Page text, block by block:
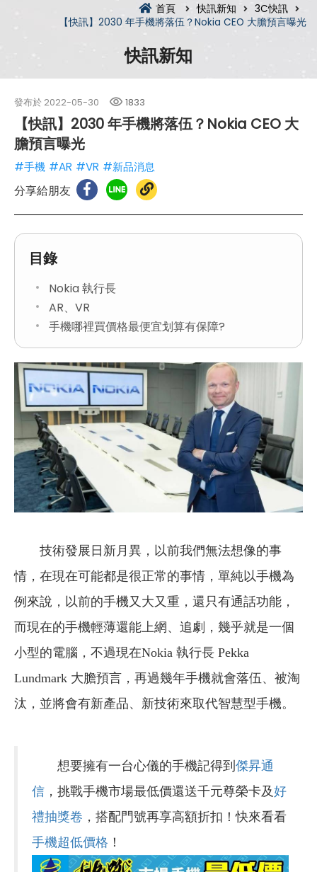
首頁 快訊新知
3C快訊
【快訊】2030 年手機將落伍？Nokia CEO 大膽預言曝光
快訊新知
發布於 2022-05-30 1833
【快訊】2030 年手機將落伍？Nokia CEO 大
膽預言曝光
#手機 #AR #VR #新品消息
分享給朋友
目錄
Nokia 執行長
AR、VR
手機哪裡買價格最便宜划算有保障?
技術發展日新月異，以前我們無法想像的事
情，在現在可能都是很正常的事情，單純以手機為
例來說，以前的手機又大又重，還只有通話功能，
而現在的手機輕薄還能上網、追劇，幾乎就是一個
小型的電腦，不過現在Nokia 執行長 Pekka
Lundmark 大膽預言，再過幾年手機就會落伍、被淘
汰，並將會有新產品、新技術來取代智慧型手機。
想要擁有一台心儀的手機記得到 傑昇通
信 ，挑戰手機市場最低價還送千元尊榮卡及好
禮抽獎卷 ，搭配門號再享高額折扣！快來看看
手機超低價格 ！